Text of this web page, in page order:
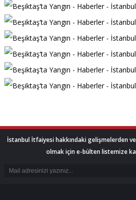
İstanbul İtfaiyesi hakkındaki gelişmelerden
olmak için e-bülten listemize